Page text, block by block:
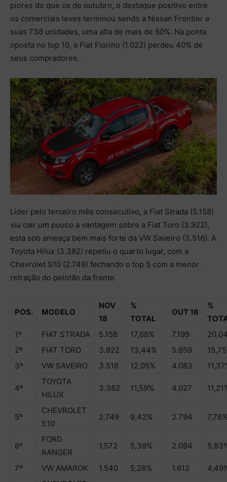
piores do que os de outubro, o destaque positivo entre
os comerciais leves terminou sendo a Nissan Frontier e
suas 738 unidades, uma alta de mais de 60%. Na ponta
oposta no top 10, a Fiat Fiorino (1.022) perdeu 40% de
seus compradores.
Líder pelo terceiro mês consecutivo, a Fiat Strada (5.158)
viu cair um pouco a vantagem sobre a Fiat Toro (3.922),
esta sob ameaça bem mais forte da VW Saveiro (3.516). A
Toyota Hilux (3.382) repetiu o quarto lugar, com a
Chevrolet S10 (2.749) fechando o top 5 com a menor
retração do pelotão da frente.
POS. MODELO
NOV
18
%
TOTAL
OUT 18
%
1º
FIAT STRADA 5.158 17,68% 7.199
2º
FIAT TORO 3.922 13,44% 5.659
3º
VW SAVEIRO 3.516 12,05% 4.083
4º
TOYOTA
HILUX
3.382 11,59% 4.027
5º
CHEVROLET
S10
2.749 9,42% 2.794
6º
FORD
RANGER
1.572 5,39% 2.094
7º VW AMAROK 1.540 5,28% 1.612